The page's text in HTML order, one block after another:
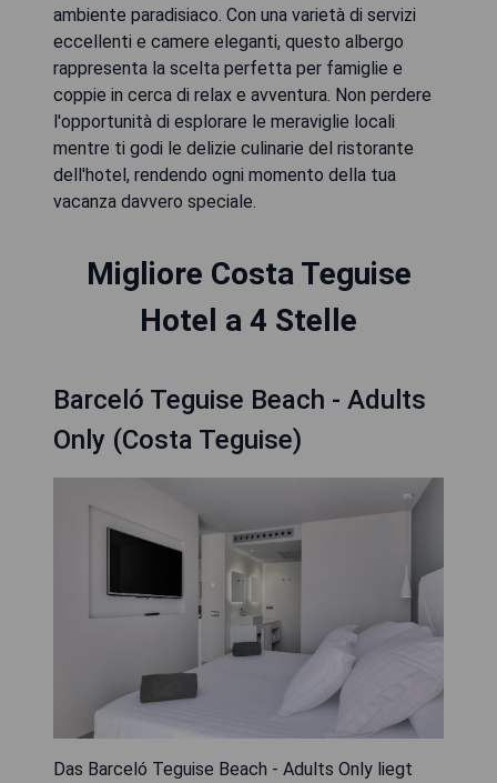
ambiente paradisiaco. Con una varietà di servizi
eccellenti e camere eleganti, questo albergo
rappresenta la scelta perfetta per famiglie e
coppie in cerca di relax e avventura. Non perdere
l'opportunità di esplorare le meraviglie locali
mentre ti godi le delizie culinarie del ristorante
dell'hotel, rendendo ogni momento della tua
vacanza davvero speciale.
Migliore Costa Teguise
Hotel a 4 Stelle
Barceló Teguise Beach - Adults
Only (Costa Teguise)
Das Barceló Teguise Beach - Adults Only liegt